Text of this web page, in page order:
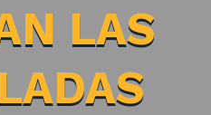
LAS